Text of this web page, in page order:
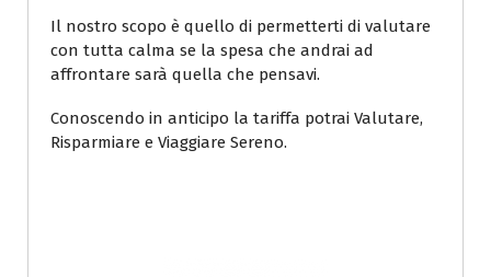
Il nostro scopo è quello di permetterti di valutare
con tutta calma se la spesa che andrai ad
affrontare sarà quella che pensavi.
Conoscendo in anticipo la tariffa potrai Valutare,
Risparmiare e Viaggiare Sereno.